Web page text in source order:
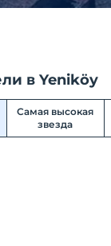
в Yeniköy
Самая высокая
звезда